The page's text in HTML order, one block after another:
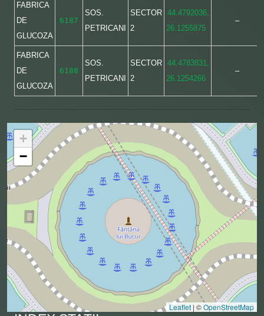
FABRICA
DE
GLUCOZA
6187
SOS.
PETRICANI
SECTOR
2
44.4792036,
26.1255875
–
FABRICA
DE
GLUCOZA
6188
SOS.
PETRICANI
SECTOR
2
44.4783831,
26.1254266
–
+
−
Leaflet | ©OpenStreetMap